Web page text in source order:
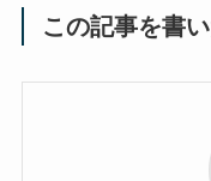
この記事を書